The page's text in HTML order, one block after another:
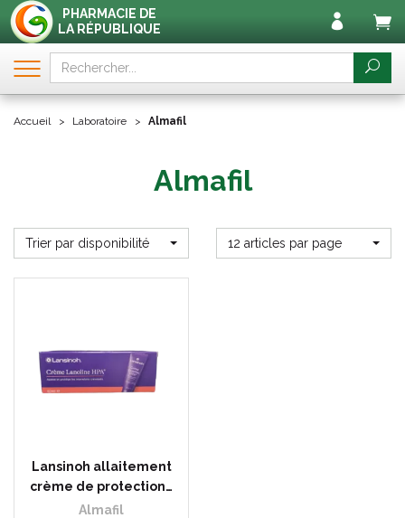
PHARMACIE DE
LA RÉPUBLIQUE
Accueil Laboratoire Almafil
Almafil
Trier par disponibilité 12 articles par page
Lansinoh allaitement
crème de protection…
Almafil